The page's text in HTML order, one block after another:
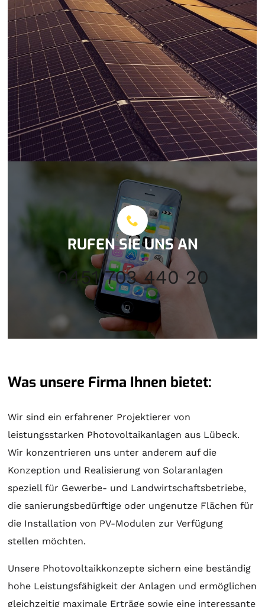
RUFEN SIE UNS AN
0451 703 440 20
Was unsere Firma Ihnen bietet:
Wir sind ein erfahrener Projektierer von
leistungsstarken Photovoltaikanlagen aus Lübeck.
Wir konzentrieren uns unter anderem auf die
Konzeption und Realisierung von Solaranlagen
speziell für Gewerbe- und Landwirtschaftsbetriebe,
die sanierungsbedürftige oder ungenutze Flächen für
die Installation von PV-Modulen zur Verfügung
stellen möchten.
Unsere Photovoltaikkonzepte sichern eine beständig
hohe Leistungsfähigkeit der Anlagen und ermöglichen
gleichzeitig maximale Erträge sowie eine interessante